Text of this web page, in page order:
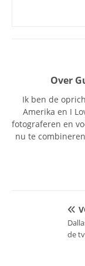
Over
Ik ben de
Amerika en I
fotograferen en
nu te
de